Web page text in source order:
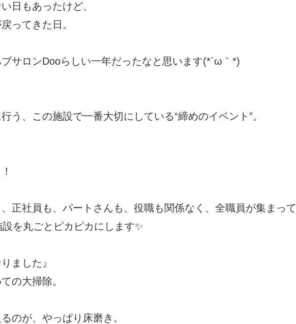
日もあったけど、
ってきた日。
サロンDooらしい一年だったなと思います(*´ω｀*)
う、この施設で一番大切にしている“締めのイベント”。
正社員も、パートさんも、役職も関係なく、全職員が集まって
を丸ごとピカピカにします✨
ました』
の大掃除。
のが、やっぱり床磨き。